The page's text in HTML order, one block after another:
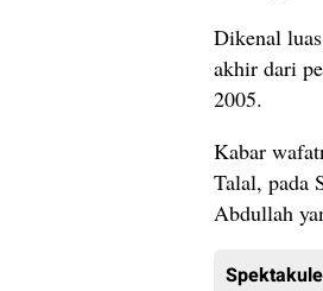
Dikenal
akhir dari
2005.
Kabar
Talal, pada
Abdullah